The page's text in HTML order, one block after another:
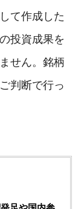
て作成した
投資成果を
せん。銘柄
判断で行っ